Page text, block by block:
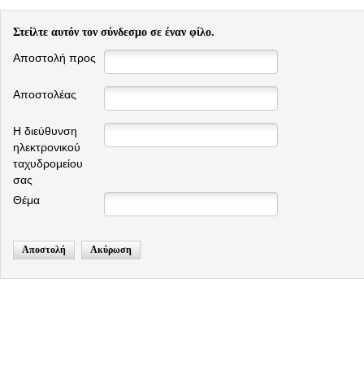
Στείλτε αυτόν τον σύνδεσμο σε έναν φίλο.
Αποστολή προς
Αποστολέας
Η διεύθυνση
ηλεκτρονικού
ταχυδρομείου
σας
Θέμα
Αποστολή Ακύρωση